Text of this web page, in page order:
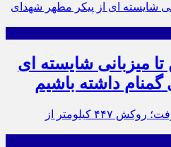
میزبانی شایسته ای
داشته باشیم